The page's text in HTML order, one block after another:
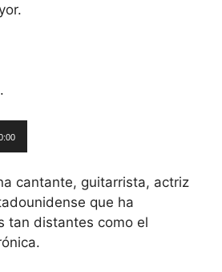
cantante, guitarrista, actriz
que ha
tan distantes como el